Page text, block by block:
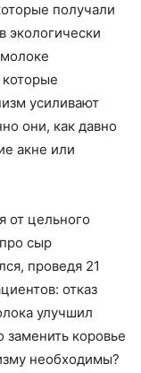
получали
экологически
которые
усиливают
они, как давно
акне или
от цельного
сыр
, проведя 21
отказ
улучшил
коровье
необходимы?